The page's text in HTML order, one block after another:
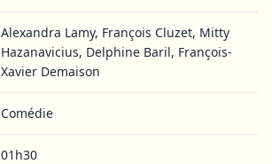
Alexandra Lamy, François Cluzet, Mitty
Hazanavicius, Delphine Baril, François-
Xavier Demaison
Comédie
01h30